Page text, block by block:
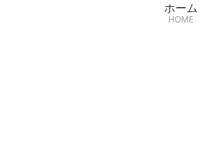
ホーム
HOME